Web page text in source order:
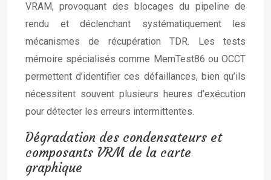
VRAM, provoquant des blocages du pipeline de
rendu et déclenchant systématiquement les
mécanismes de récupération TDR. Les tests
mémoire spécialisés comme MemTest86 ou OCCT
permettent d’identifier ces défaillances, bien qu’ils
nécessitent souvent plusieurs heures d’exécution
pour détecter les erreurs intermittentes.
Dégradation des condensateurs et
composants VRM de la carte
graphique